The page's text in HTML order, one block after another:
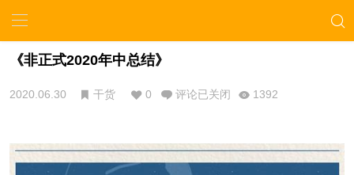
《非正式2020年中总结》
2020.06.30 干货 0 评论已关闭 1392